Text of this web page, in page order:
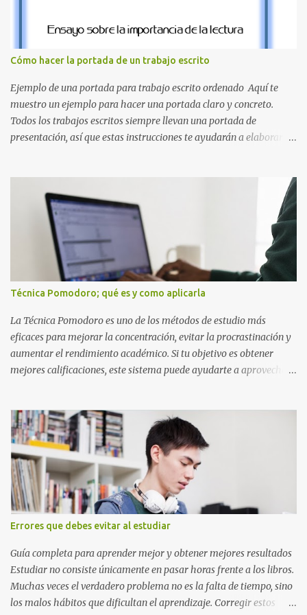
la Q en amarillo brillante, junto con la N y la P en un verde
inspirado en los niveles de los juegos. Formas icónicas : No te
pierdas la letra O , diseñada con ese estilo geométrico tan carac...
Cómo hacer la portada de un trabajo escrito
Ejemplo de una portada para trabajo escrito ordenado Aquí te
muestro un ejemplo para hacer una portada claro y concreto.
Todos los trabajos escritos siempre llevan una portada de
presentación, así que estas instrucciones te ayudarán a elaborar
compartir el enlace de este artículo para que así como a ti también
ellos se puedan guiar con esta explicación. Los datos esenciales
para una portada para presentar un trabajo escrito a mano o
impreso son los siguientes y en este orden: Nombre de la escuela o
del instituto (Es muy importante este dato) Título del trabajo
(Puede ser: Ensayo sobre la lectura, o Informe de computación)
Nombre completo del alumno que va a presentar dicho trabajo
escrito La clase, materia ó asignatura Grupo Nombre del maestro
o catedrático Ciudad y fecha...
Técnica Pomodoro; qué es y como aplicarla
La Técnica Pomodoro es uno de los métodos de estudio más
eficaces para mejorar la concentración, evitar la procrastinación y
aumentar el rendimiento académico. Si tu objetivo es obtener
mejores calificaciones, este sistema puede ayudarte a aprovechar
Técnica Pomodoro es un método de administración del tiempo
creado para mejorar la concentración y la productividad. Consiste
en dividir el estudio en bloques cortos de trabajo intenso,
separados por pequeños descansos que ayudan al cerebro a
recuperarse. A diferencia de estudiar durante horas seguidas, este
sistema aprovecha la capacidad natural del cerebro para
mantener la atención durante periodos limitados, lo que permite
aprender más en menos tiempo y recordar mejor la información.
Si alguna vez has sentido que pasas muchas horas frente a los
libros pero aprendes poco, la Técnica Pomodoro puede marcar u...
Errores que debes evitar al estudiar
Guía completa para aprender mejor y obtener mejores resultados
Estudiar no consiste únicamente en pasar horas frente a los libros.
Muchas veces el verdadero problema no es la falta de tiempo, sino
los malos hábitos que dificultan el aprendizaje. Corregir estos